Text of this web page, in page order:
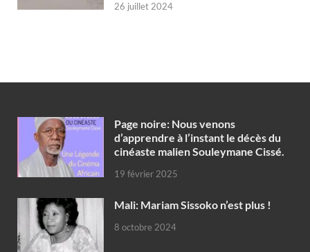
26 juillet 2024
Page noire: Nous venons
d’apprendre à l’instant le décès du
cinéaste malien Souleymane Cissé.
19 février 2025
Mali: Mariam Sissoko n’est plus !
8 octobre 2024